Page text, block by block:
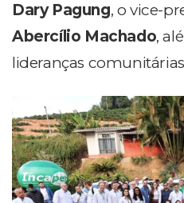
Dary Pagung, o vice-
Abercílio Machado,
lideranças